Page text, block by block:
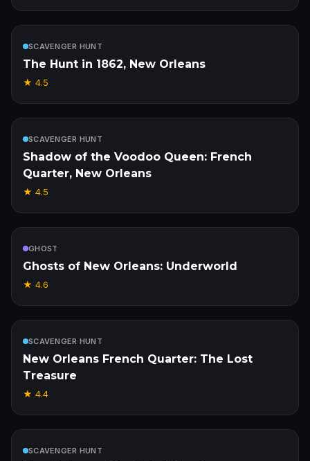
SCAVENGER HUNT
The Hunt in 1862, New Orleans
★ 4.5
SCAVENGER HUNT
Shadow of the Voodoo Queen: French
Quarter, New Orleans
★ 4.5
GHOST
Ghosts of New Orleans: Underworld
★ 4.6
SCAVENGER HUNT
New Orleans French Quarter: The Lost
Treasure
★ 4.4
SCAVENGER HUNT